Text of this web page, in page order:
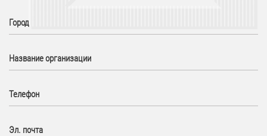
Город
Название организации
Телефон
Эл. почта